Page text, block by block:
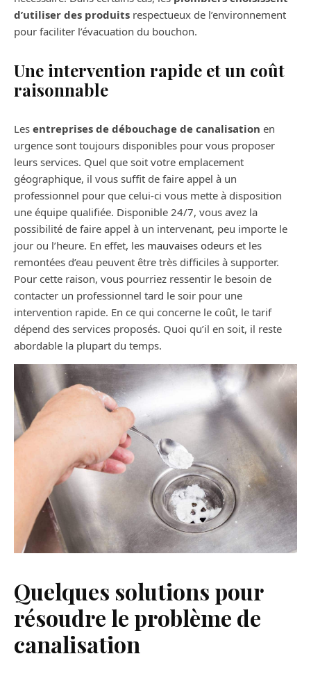
d’utiliser des produits respectueux de l’environnement
pour faciliter l’évacuation du bouchon.
Une intervention rapide et un coût
raisonnable
Les entreprises de débouchage de canalisation en
urgence sont toujours disponibles pour vous proposer
leurs services. Quel que soit votre emplacement
géographique, il vous suffit de faire appel à un
professionnel pour que celui-ci vous mette à disposition
une équipe qualifiée. Disponible 24/7, vous avez la
possibilité de faire appel à un intervenant, peu importe le
jour ou l’heure. En effet, les mauvaises odeurs et les
remontées d’eau peuvent être très difficiles à supporter.
Pour cette raison, vous pourriez ressentir le besoin de
contacter un professionnel tard le soir pour une
intervention rapide. En ce qui concerne le coût, le tarif
dépend des services proposés. Quoi qu’il en soit, il reste
abordable la plupart du temps.
Quelques solutions pour
résoudre le problème de
canalisation